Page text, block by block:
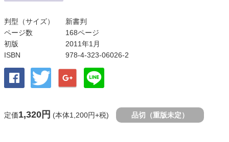
判型（サイズ）
新書判
ページ数
168ページ
初版
2011年1月
ISBN
978-4-323-06026-2
定価1,320円 (本体1,200円+税) 品切（重版未定）